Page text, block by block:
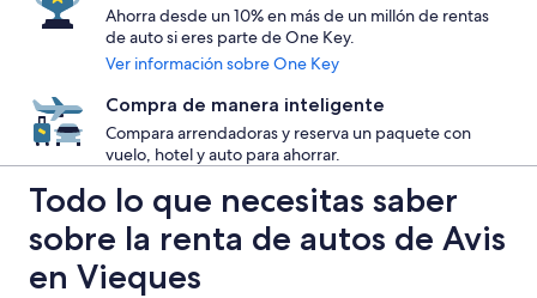
Ahorra desde un 10% en más de un millón de rentas
de auto si eres parte de One Key.
Ver información sobre One Key
Compra de manera inteligente
Compara arrendadoras y reserva un paquete con
vuelo, hotel y auto para ahorrar.
Todo lo que necesitas saber
sobre la renta de autos de Avis
en Vieques